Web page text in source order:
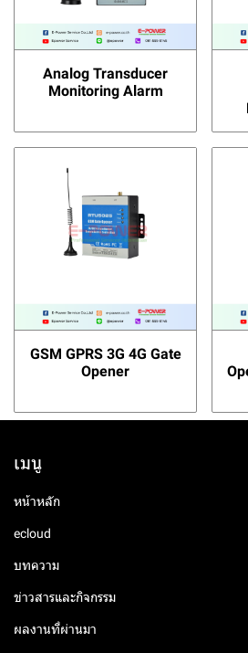
Analog Transducer
Monitoring Alarm
GSM GPRS 3G 4G Gate
Opener
เมนู
หน้าหลัก
ecloud
บทความ
ข่าวสารและกิจกรรม
ผลงานที่ผ่านมา